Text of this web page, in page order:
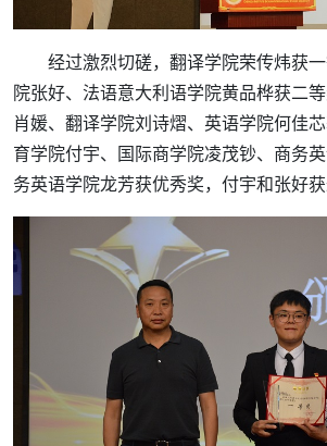
经过激烈切磋，翻译学院荣传炜获
院张好、法语意大利语学院黄品桦获二
肖媛、翻译学院刘诗熠、英语学院何佳
育学院付宇、国际商学院凌茂钞、商务
务英语学院龙芳获优秀奖，付宇和张好获